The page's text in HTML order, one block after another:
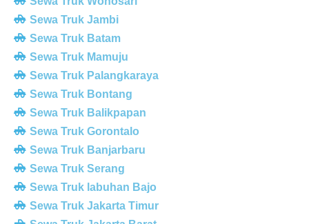
Sewa Truk Jambi
Sewa Truk Batam
Sewa Truk Mamuju
Sewa Truk Palangkaraya
Sewa Truk Bontang
Sewa Truk Balikpapan
Sewa Truk Gorontalo
Sewa Truk Banjarbaru
Sewa Truk Serang
Sewa Truk labuhan Bajo
Sewa Truk Jakarta Timur